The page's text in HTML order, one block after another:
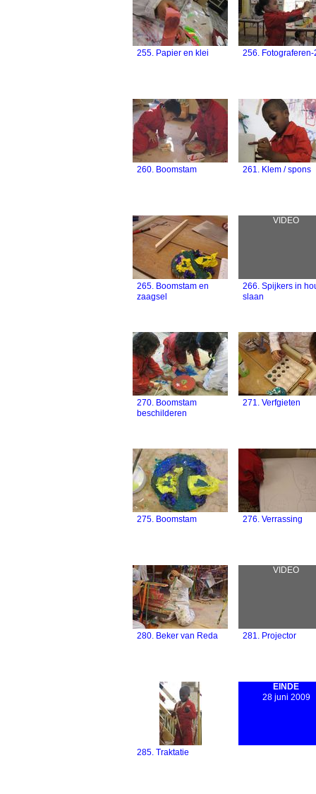
255. Papier en klei 256. Fotograferen-
260. Boomstam 261. Klem / spons
265. Boomstam en
zaagsel
VIDEO
266. Spijkers in
slaan
270. Boomstam
beschilderen
271. Verfgieten
275. Boomstam 276. Verrassing
280. Beker van Reda
VIDEO
281. Projector
285. Traktatie
EINDE
28 juni 2009